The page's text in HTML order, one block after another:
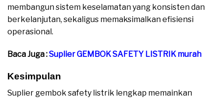
membangun sistem keselamatan yang konsisten dan
berkelanjutan, sekaligus memaksimalkan efisiensi
operasional.
Baca Juga :Suplier GEMBOK SAFETY LISTRIK murah
Kesimpulan
Suplier gembok safety listrik lengkap memainkan